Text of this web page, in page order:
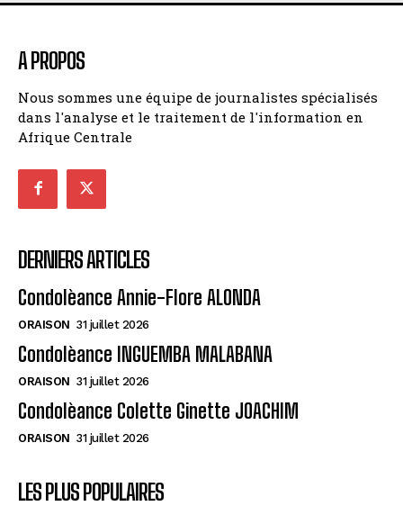
A PROPOS
Nous sommes une équipe de journalistes spécialisés
dans l'analyse et le traitement de l'information en
Afrique Centrale
DERNIERS ARTICLES
Condolèance Annie-Flore ALONDA
ORAISON 31 juillet 2026
Condolèance INGUEMBA MALABANA
ORAISON 31 juillet 2026
Condolèance Colette Ginette JOACHIM
ORAISON 31 juillet 2026
LES PLUS POPULAIRES